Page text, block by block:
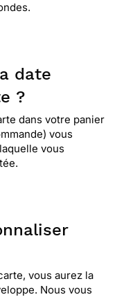
date
?
dans votre panier
vous
vous
vous aurez la
Nous vous